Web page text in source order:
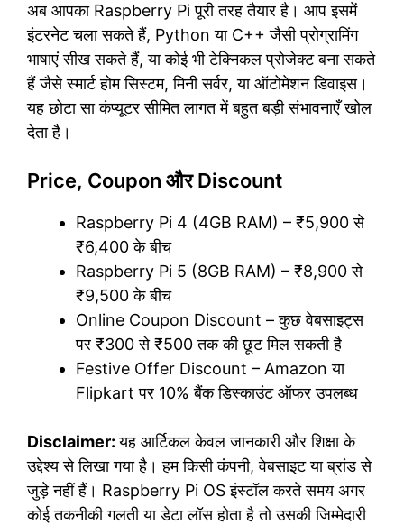
अब आपका Raspberry Pi पूरी तरह तैयार है। आप इसमें
इंटरनेट चला सकते हैं, Python या C++ जैसी प्रोग्रामिंग
भाषाएं सीख सकते हैं, या कोई भी टेक्निकल प्रोजेक्ट बना सकते
हैं जैसे स्मार्ट होम सिस्टम, मिनी सर्वर, या ऑटोमेशन डिवाइस।
यह छोटा सा कंप्यूटर सीमित लागत में बहुत बड़ी संभावनाएँ खोल
देता है।
Price, Coupon और Discount
Raspberry Pi 4 (4GB RAM) – ₹5,900 से
₹6,400 के बीच
Raspberry Pi 5 (8GB RAM) – ₹8,900 से
₹9,500 के बीच
Online Coupon Discount – कुछ वेबसाइट्स
पर ₹300 से ₹500 तक की छूट मिल सकती है
Festive Offer Discount – Amazon या
Flipkart पर 10% बैंक डिस्काउंट ऑफर उपलब्ध
Disclaimer:यह आर्टिकल केवल जानकारी और शिक्षा के
उद्देश्य से लिखा गया है। हम किसी कंपनी, वेबसाइट या ब्रांड से
जुड़े नहीं हैं। Raspberry Pi OS इंस्टॉल करते समय अगर
कोई तकनीकी गलती या डेटा लॉस होता है तो उसकी जिम्मेदारी